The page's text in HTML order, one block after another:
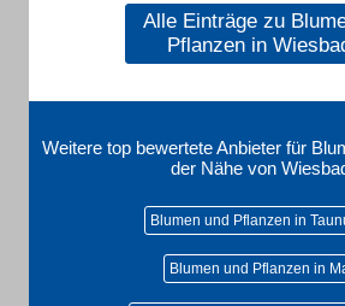
Alle Einträge zu
Pflanzen in
Weitere top bewertete Anbieter für
der Nähe von
Blumen und Pflanzen in
Blumen und Pflanzen in